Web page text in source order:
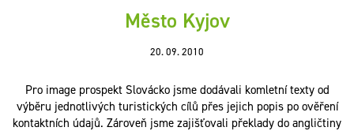
Město Kyjov
20. 09. 2010
Pro image prospekt Slovácko jsme dodávali komletní texty od
výběru jednotlivých turistických cílů přes jejich popis po ověření
kontaktních údajů. Zároveň jsme zajišťovali překlady do angličtiny